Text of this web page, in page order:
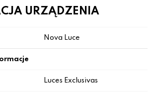
URZĄDZENIA
Nova Luce
Luces Exclusivas